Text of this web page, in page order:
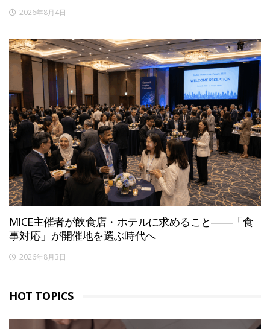
2026年8月4日
MICE主催者が飲食店・ホテルに求めること――「食
事対応」が開催地を選ぶ時代へ
2026年8月3日
HOT TOPICS